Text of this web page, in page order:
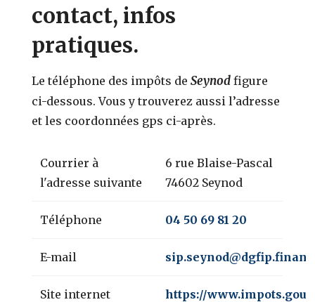
contact, infos
pratiques.
Le téléphone des impôts deSeynodfigure
ci-dessous. Vous y trouverez aussi l’adresse
et les coordonnées gps ci-après.
Courrier à
l'adresse suivante
6 rue Blaise-Pascal
74602 Seynod
Téléphone 04 50 69 81 20
E-mail
Site internet https://